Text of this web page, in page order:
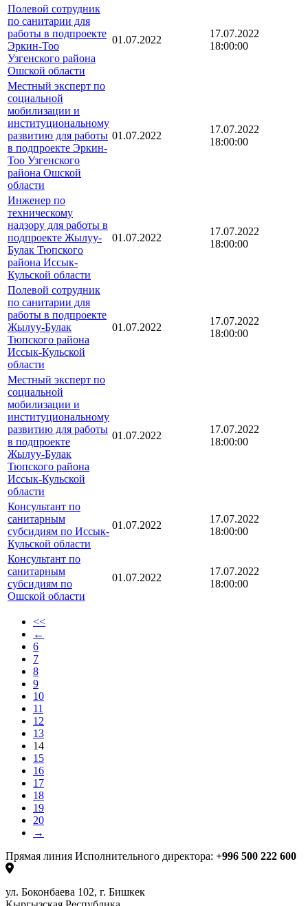
Полевой сотрудник
по санитарии для
работы в подпроекте
Эркин-Тоо
Узгенского района
Ошской области
01.07.2022
17.07.2022
18:00:00
Местный эксперт по
социальной
мобилизации и
институциональному
развитию для работы
в подпроекте Эркин-
Тоо Узгенского
района Ошской
области
01.07.2022
17.07.2022
18:00:00
Инженер по
техническому
надзору для работы в
подпроекте Жылуу-
Булак Тюпского
района Иссык-
Кульской области
01.07.2022
17.07.2022
18:00:00
Полевой сотрудник
по санитарии для
работы в подпроекте
Жылуу-Булак
Тюпского района
Иссык-Кульской
области
01.07.2022
17.07.2022
18:00:00
Местный эксперт по
социальной
мобилизации и
институциональному
развитию для работы
в подпроекте
Жылуу-Булак
Тюпского района
Иссык-Кульской
области
01.07.2022
17.07.2022
18:00:00
Консультант по
санитарным
субсидиям по Иссык-
Кульской области
01.07.2022
17.07.2022
18:00:00
Консультант по
санитарным
субсидиям по
Ошской области
01.07.2022
17.07.2022
18:00:00
<<
←
6
7
8
9
10
11
12
13
14
15
16
17
18
19
20
→
Прямая линия Исполнительного директора: +996 500 222 600
ул. Боконбаева 102, г. Бишкек